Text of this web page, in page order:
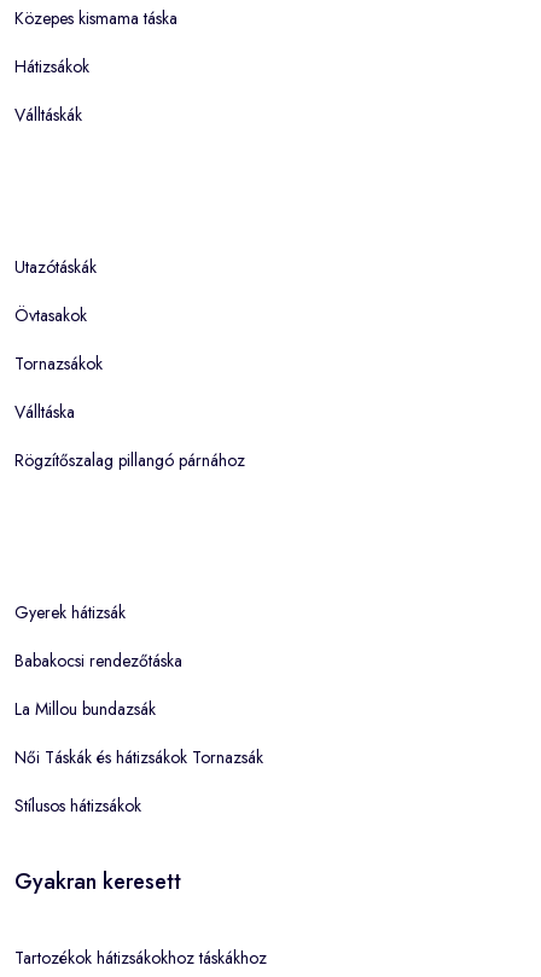
Közepes kismama táska
Hátizsákok
Válltáskák
Utazótáskák
Övtasakok
Tornazsákok
Válltáska
Rögzítőszalag pillangó párnához
Gyerek hátizsák
Babakocsi rendezőtáska
La Millou bundazsák
Női Táskák és hátizsákok Tornazsák
Stílusos hátizsákok
Gyakran keresett
Tartozékok hátizsákokhoz táskákhoz